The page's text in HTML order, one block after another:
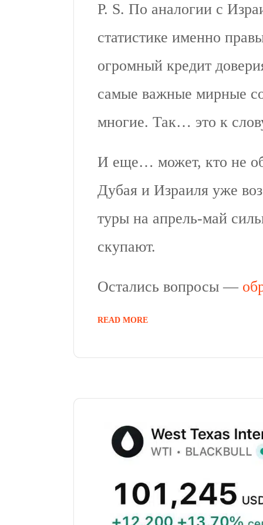
P. S. По аналогии с
статистике именно
огромный кредит
самые важные мирные
многие. Так… это к
И еще… может, кто не
Дубая и Израиля уже
туры на апрель-май
скупают.
Остались вопросы —
READ MORE